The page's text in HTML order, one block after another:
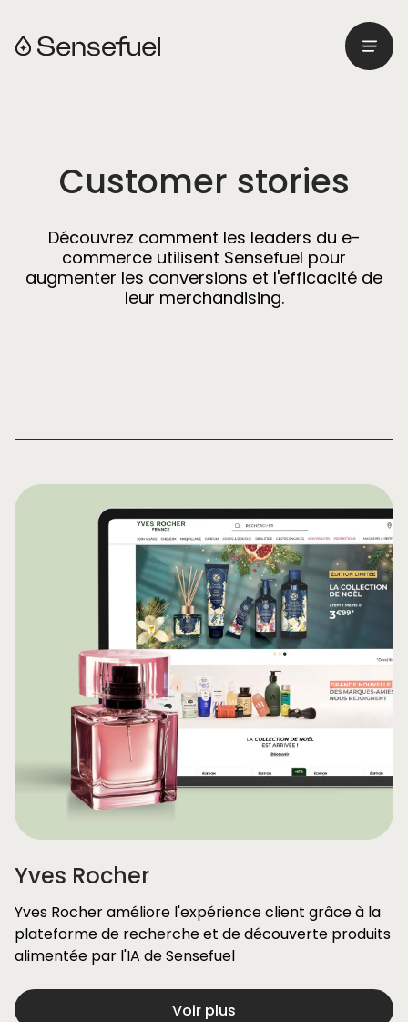
Menu
Customer stories
Découvrez comment les leaders du e-
commerce utilisent Sensefuel pour
augmenter les conversions et l'efficacité de
leur merchandising.
Yves Rocher
Yves Rocher améliore l'expérience client grâce à la
plateforme de recherche et de découverte produits
alimentée par l'IA de Sensefuel
Voir plus